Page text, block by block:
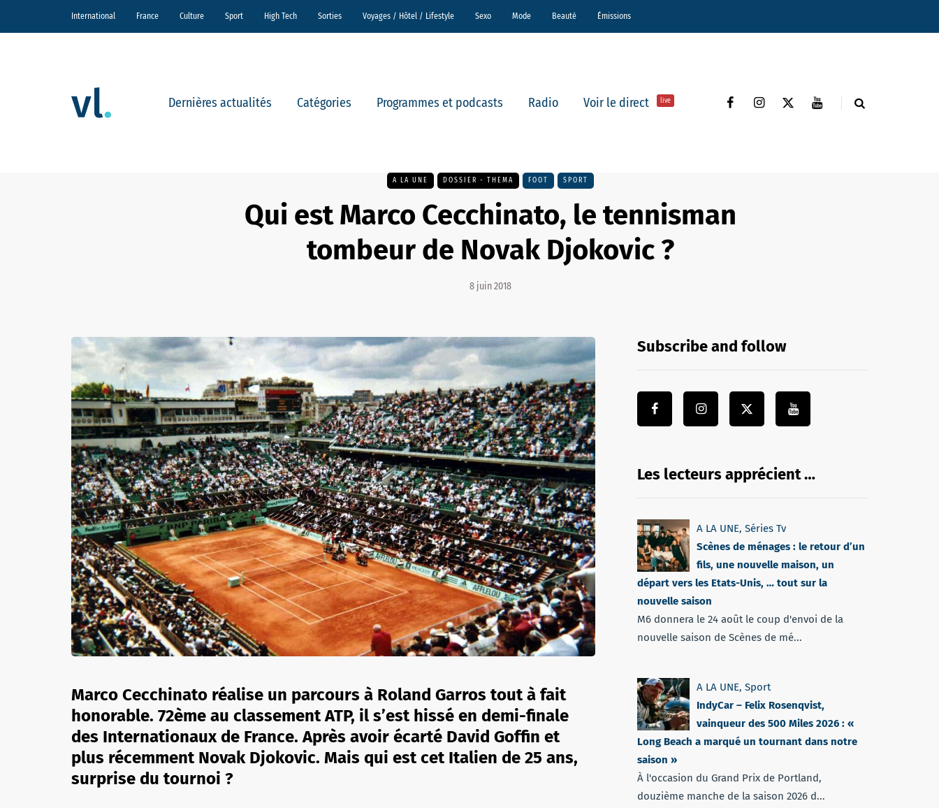
International France Culture Sport High Tech Sorties Voyages / Hôtel / Lifestyle Sexo Mode Beauté Émissions
Dernières actualités Catégories Programmes et podcasts Radio Voir le direct live
A LA UNE DOSSIER - THEMA FOOT SPORT
Qui est Marco Cecchinato, le tennisman
tombeur de Novak Djokovic ?
8 juin 2018
Marco Cecchinato réalise un parcours à Roland Garros tout à fait
honorable. 72ème au classement ATP, il s’est hissé en demi-finale
des Internationaux de France. Après avoir écarté David Goffin et
plus récemment Novak Djokovic. Mais qui est cet Italien de 25 ans,
surprise du tournoi ?
Subscribe and follow
Les lecteurs apprécient …
A LA UNE, Séries Tv
Scènes de ménages : le retour d’un
fils, une nouvelle maison, un
départ vers les Etats-Unis, … tout sur la
nouvelle saison
M6 donnera le 24 août le coup d'envoi de la
nouvelle saison de Scènes de mé...
A LA UNE, Sport
IndyCar – Felix Rosenqvist,
vainqueur des 500 Miles 2026 : «
Long Beach a marqué un tournant dans notre
saison »
À l'occasion du Grand Prix de Portland,
douzième manche de la saison 2026 d...